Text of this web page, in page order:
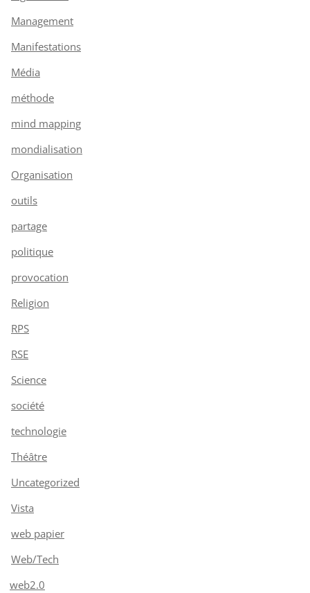
Management
Manifestations
Média
méthode
mind mapping
mondialisation
Organisation
outils
partage
politique
provocation
Religion
RPS
RSE
Science
société
technologie
Théâtre
Uncategorized
Vista
web papier
Web/Tech
web2.0